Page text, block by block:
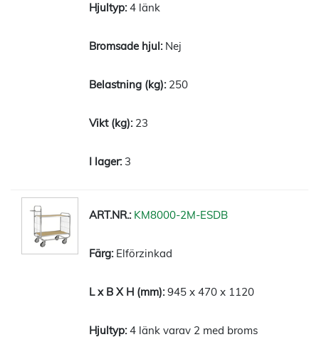
4 länk
Nej
250
23
3
KM8000-2M-ESDB
Elförzinkad
945 x 470 x 1120
4 länk varav 2 med broms